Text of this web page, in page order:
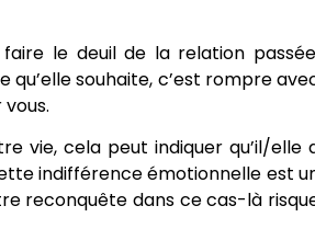
le deuil de la relation
qu’elle souhaite, c’est rompre
vie, cela peut indiquer qu’il/elle
indifférence émotionnelle est
reconquête dans ce cas-là